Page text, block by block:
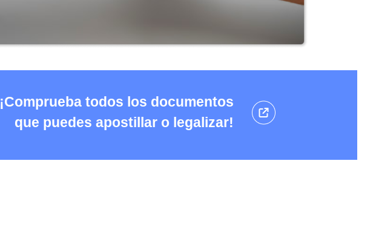
¡Comprueba todos los documentos
que puedes apostillar o legalizar!